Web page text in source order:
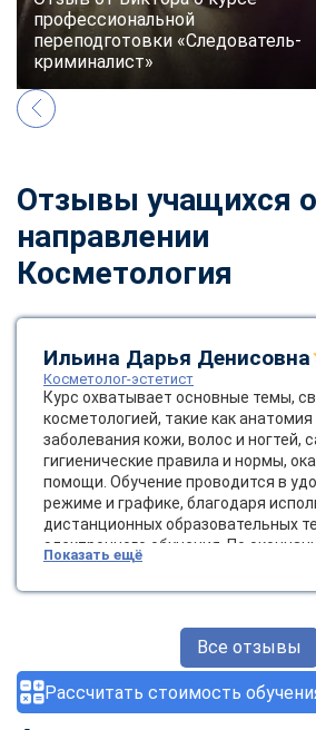
Рассчитать стоимость
профессиональной
переподготовки «Следователь-
криминалист»
Отзывы учащихся о
направлении
Косметология
Ильина Дарья Денисовна
Косметолог-эстетист
Курс охватывает основные темы,
косметологией, такие как
заболевания кожи, волос и ногтей,
гигиенические правила и нормы,
помощи. Обучение проводится в
режиме и графике, благодаря
дистанционных образовательных
электронного обучения. По
получила диплом государственного
позволяет мне работать
Это открывает новые возможности
роста и развития в сфере красоты и
Показать ещё
Все отзывы
Max
ChatApp